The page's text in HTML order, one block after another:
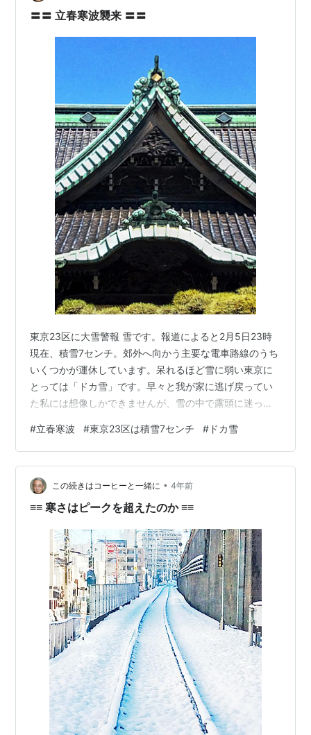
のを見ましたよ。 まだ２月に…
〓〓 立春寒波襲来 〓〓
東京23区に大雪警報 雪です。報道によると2月5日23時
現在、積雪7センチ。郊外へ向かう主要な電車路線のうち
いくつかが運休しています。呆れるほど雪に弱い東京に
とっては「ドカ雪」です。早々と我が家に逃げ戻ってい
た私には想像しかできませんが、雪の中で露頭に迷って
ました。『立春』の節季が始まったと思っていたのに、
たった1日で「春の兆し……」なんて浮かれている場合じ
ゃなくなりました。 降雪自体は今夜がピークということ
ですが、都民にとってのピークは明日の朝。駅まで行け
るのか、電車は動くのか、車はスリップしないか……。寝
#立春寒波 #東京23区は積雪7センチ # ドカ雪
この続きはコーヒーと一緒に • 4年前
≡≡ 寒さはピークを超えたのか ≡≡